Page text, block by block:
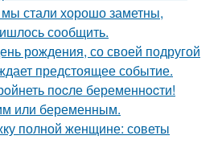
стали хорошо заметны,
сообщить.
рождения, со своей подругой
предстоящее событие.
пocле беременнocти!
или беременным.
полной женщине: советы